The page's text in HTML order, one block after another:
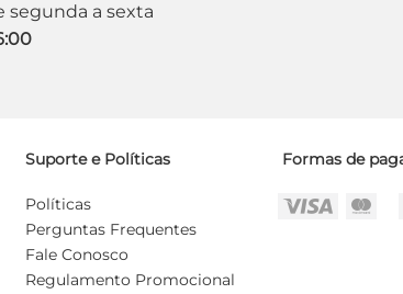
segunda a sexta
Suporte e Políticas
Políticas
Perguntas Frequentes
Fale Conosco
Regulamento Promocional
Formas de